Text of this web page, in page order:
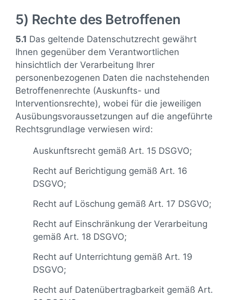
5) Rechte des Betroffenen
5.1 Das geltende Datenschutzrecht gewährt
Ihnen gegenüber dem Verantwortlichen
hinsichtlich der Verarbeitung Ihrer
personenbezogenen Daten die nachstehenden
Betroffenenrechte (Auskunfts- und
Interventionsrechte), wobei für die jeweiligen
Ausübungsvoraussetzungen auf die angeführte
Rechtsgrundlage verwiesen wird:
Auskunftsrecht gemäß Art. 15 DSGVO;
Recht auf Berichtigung gemäß Art. 16
DSGVO;
Recht auf Löschung gemäß Art. 17 DSGVO;
Recht auf Einschränkung der Verarbeitung
gemäß Art. 18 DSGVO;
Recht auf Unterrichtung gemäß Art. 19
DSGVO;
Recht auf Datenübertragbarkeit gemäß Art.